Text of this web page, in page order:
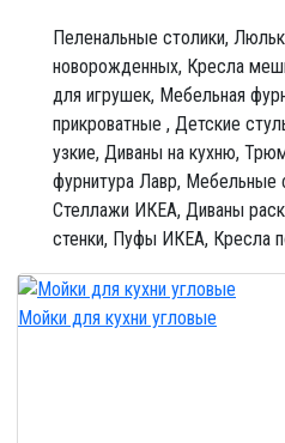
Пеленальные столики,
новорожденных, Кресла
для игрушек, Мебельная
прикроватные , Детские
узкие, Диваны на кухню,
фурнитура Лавр, Мебельные
Стеллажи ИКЕА, Диваны
стенки, Пуфы ИКЕА, Кресла
Мойки для кухни угловые